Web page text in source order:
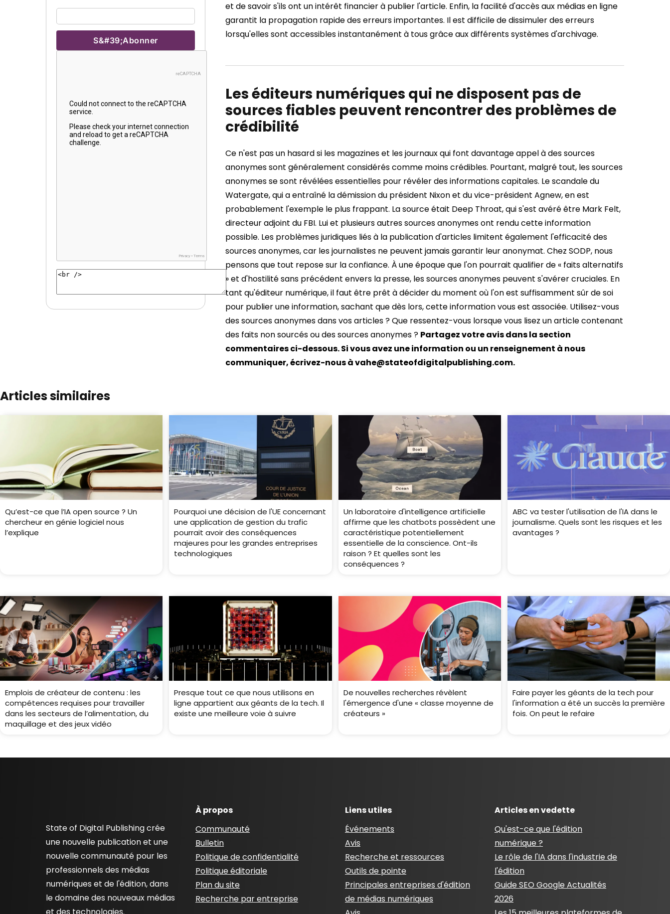
et de savoir s'ils ont un intérêt financier à publier l'article. Enfin, la facilité d'accès aux médias en ligne
garantit la propagation rapide des erreurs importantes. Il est difficile de dissimuler des erreurs
lorsqu'elles sont accessibles instantanément à tous grâce aux différents systèmes d'archivage.
Les éditeurs numériques qui ne disposent pas de
sources fiables peuvent rencontrer des problèmes de
crédibilité
Ce n'est pas un hasard si les magazines et les journaux qui font davantage appel à des sources
anonymes sont généralement considérés comme moins crédibles. Pourtant, malgré tout, les sources
anonymes se sont révélées essentielles pour révéler des informations capitales. Le scandale du
Watergate, qui a entraîné la démission du président Nixon et du vice-président Agnew, en est
probablement l'exemple le plus frappant. La source était Deep Throat, qui s'est avéré être Mark Felt,
directeur adjoint du FBI. Lui et plusieurs autres sources anonymes ont rendu cette information
possible. Les problèmes juridiques liés à la publication d'articles limitent également l'efficacité des
sources anonymes, car les journalistes ne peuvent jamais garantir leur anonymat. Chez SODP, nous
pensons que tout repose sur la confiance. À une époque que l'on pourrait qualifier de « faits alternatifs
» et d'hostilité sans précédent envers la presse, les sources anonymes peuvent s'avérer cruciales. En
tant qu'éditeur numérique, il faut être prêt à décider du moment où l'on est suffisamment sûr de soi
pour publier une information, sachant que dès lors, cette information vous est associée. Utilisez-vous
des sources anonymes dans vos articles ? Que ressentez-vous lorsque vous lisez un article contenant
des faits non sourcés ou des sources anonymes ? Partagez votre avis dans la section
commentaires ci-dessous. Si vous avez une information ou un renseignement à nous
communiquer, écrivez-nous àvahe@stateofdigitalpublishing.com.
Articles similaires
Qu’est-ce que l’IA open source ? Un
chercheur en génie logiciel nous
l’explique
Pourquoi une décision de l'UE concernant
une application de gestion du trafic
pourrait avoir des conséquences
majeures pour les grandes entreprises
technologiques
Un laboratoire d'intelligence artificielle
affirme que les chatbots possèdent une
caractéristique potentiellement
essentielle de la conscience. Ont-ils
raison ? Et quelles sont les
conséquences ?
ABC va tester l'utilisation de l'IA dans le
journalisme. Quels sont les risques et les
avantages ?
Emplois de créateur de contenu : les
compétences requises pour travailler
dans les secteurs de l’alimentation, du
maquillage et des jeux vidéo
Presque tout ce que nous utilisons en
ligne appartient aux géants de la tech. Il
existe une meilleure voie à suivre
De nouvelles recherches révèlent
l'émergence d'une « classe moyenne de
créateurs »
Faire payer les géants de la tech pour
l'information a été un succès la première
fois. On peut le refaire
State of Digital Publishing crée
une nouvelle publication et une
nouvelle communauté pour les
professionnels des médias
numériques et de l'édition, dans
le domaine des nouveaux médias
À propos
Communauté
Bulletin
Politique de confidentialité
Politique éditoriale
Plan du site
Recherche par entreprise
Liens utiles
Événements
Avis
Recherche et ressources
Outils de pointe
Principales entreprises d'édition
de médias numériques
Articles en vedette
Qu'est-ce que l'édition
numérique ?
Le rôle de l'IA dans l'industrie de
l'édition
Guide SEO Google Actualités
2026